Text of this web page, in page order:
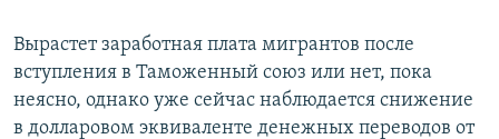
Вырастет заработная плата мигрантов после
вступления в Таможенный союз или нет, пока
неясно, однако уже сейчас наблюдается снижение
в долларовом эквиваленте денежных переводов от